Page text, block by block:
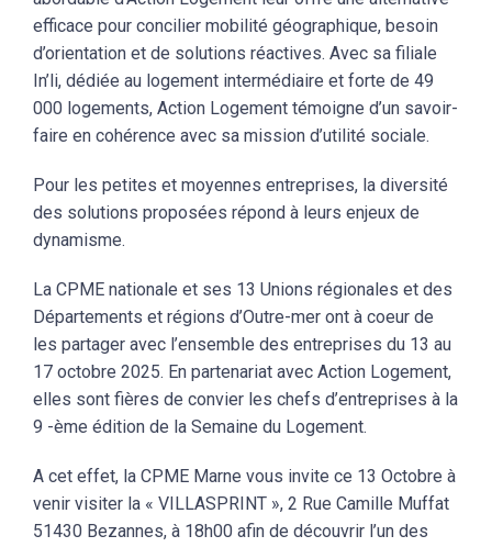
efficace pour concilier mobilité géographique, besoin
d’orientation et de solutions réactives. Avec sa filiale
In’li, dédiée au logement intermédiaire et forte de 49
000 logements, Action Logement témoigne d’un savoir-
faire en cohérence avec sa mission d’utilité sociale.
Pour les petites et moyennes entreprises, la diversité
des solutions proposées répond à leurs enjeux de
dynamisme.
La CPME nationale et ses 13 Unions régionales et des
Départements et régions d’Outre-mer ont à coeur de
les partager avec l’ensemble des entreprises du 13 au
17 octobre 2025. En partenariat avec Action Logement,
elles sont fières de convier les chefs d’entreprises à la
9 -ème édition de la Semaine du Logement.
A cet effet, la CPME Marne vous invite ce 13 Octobre à
venir visiter la « VILLASPRINT », 2 Rue Camille Muffat
51430 Bezannes, à 18h00 afin de découvrir l’un des